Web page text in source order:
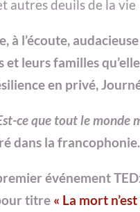
autres deuils de la vie
à l’écoute,
leurs familles
en privé,
ce que tout le monde
dans la francophonie.
événement
titre « La mort